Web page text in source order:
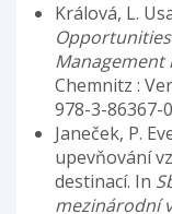
Králová, L.
Management
Chemnitz :
978-3-86367-
Janeček, P.
upevňování
destinací. In
mezinárodní